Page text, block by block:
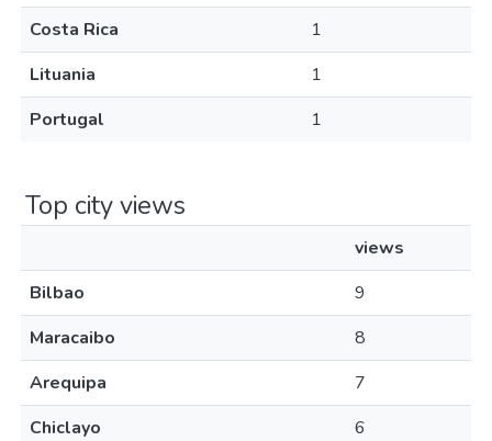
Costa Rica
1
Lituania
1
Portugal
1
Top city views
views
Bilbao
9
Maracaibo
8
Arequipa
7
Chiclayo
6